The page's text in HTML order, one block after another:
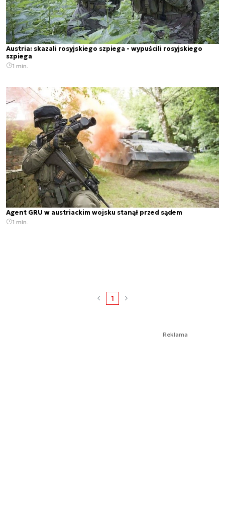
Austria: skazali rosyjskiego szpiega - wypuścili rosyjskiego
szpiega
1 min.
Agent GRU w austriackim wojsku stanął przed sądem
1 min.
1
Reklama